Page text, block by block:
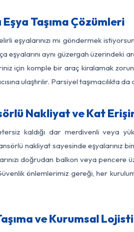
Taşıma Çözümleri
eşyalarınızı mı göndermek
aynı güzergah üzerindeki
için komple bir araç kiralamak
ulaştırılır. Parsiyel
Nakliyat ve Kat
kaldığı dar merdivenli veya
nakliyat sayesinde eşyalarınız
doğrudan balkon veya
Güvenlik önlemlerimiz gereği, her
ve Kurumsal